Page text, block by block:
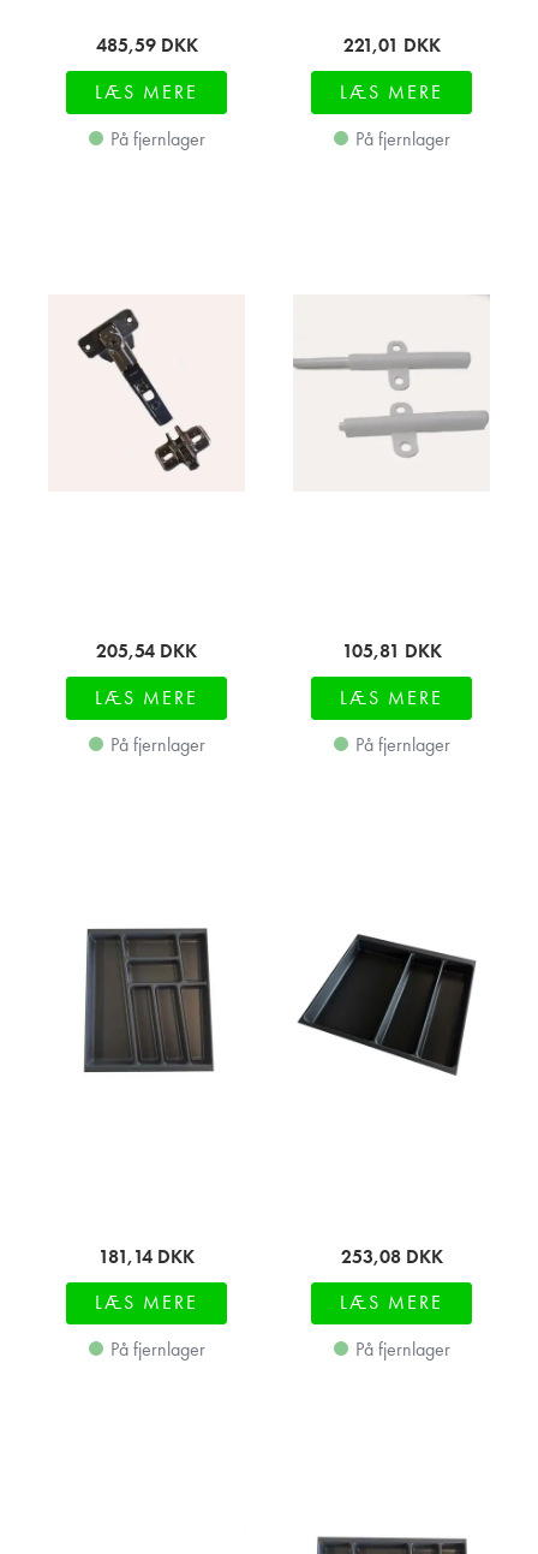
485,59 DKK
LÆS MERE
På fjernlager
221,01 DKK
LÆS MERE
På fjernlager
205,54 DKK
LÆS MERE
På fjernlager
105,81 DKK
LÆS MERE
På fjernlager
181,14 DKK
LÆS MERE
På fjernlager
253,08 DKK
LÆS MERE
På fjernlager